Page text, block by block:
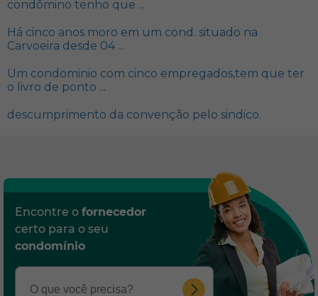
condômino tenho que ...
Há cinco anos moro em um cond. situado na
Carvoeira desde 04 ...
Um condominio com cinco empregados,tem que ter
o livro de ponto ...
descumprimento da convenção pelo sindico.
Encontre o fornecedor
certo para o seu
condomínio